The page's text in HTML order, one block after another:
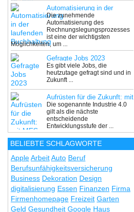
Automatisierung in der
laufenden Buchhaltung
Die zunehmende
Automatisierung des
Rechnungslegungsprozesses
ist eine der wichtigsten
Möglichkeiten, um ...
Gefragte Jobs 2023
Es gibt viele Jobs, die
heutzutage gefragt sind und in
Zukunft ...
Aufrüsten für die Zukunft: mit
MES auf dem Weg zur
Industrie 4.0
Die sogenannte Industrie 4.0
gilt als die nächste
entscheidende
Entwicklungsstufe der ...
BELIEBTE SCHLAGWORTE
AppleArbeitAuto Beruf
Berufsunfähigkeitsversicherung
Business Dekoration Design
digitalisierung Essen Finanzen Firma
Firmenhomepage Freizeit Garten
Geld Gesundheit Google Haus